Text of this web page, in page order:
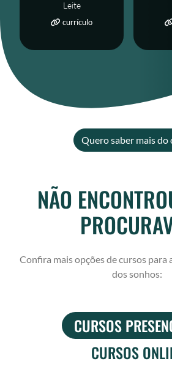
Leite
currículo
Quero saber mais do
NÃO
Confira mais opções de cursos para
dos sonhos:
CURSOS
CURSOS